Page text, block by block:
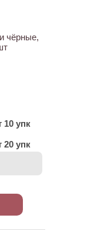
чёрные,
10 упк
20 упк